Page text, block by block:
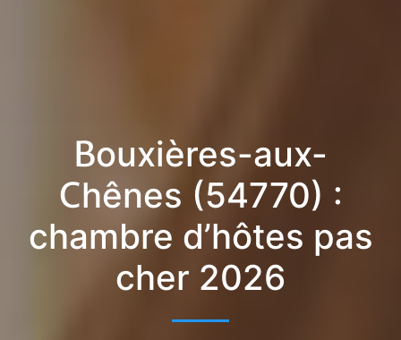
Bouxières-aux-
Chênes (54770) :
chambre d’hôtes pas
cher 2026